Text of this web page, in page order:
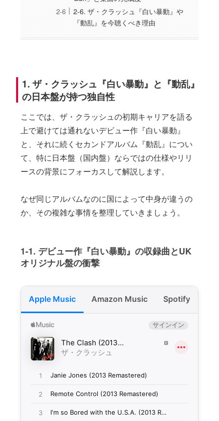
2-6. ザ・クラッシュ『白い暴動』や
『動乱』を今聴くべき理由
1. ザ・クラッシュ『白い暴動』と『動乱』
の日本盤が持つ独自性
ここでは、ザ・クラッシュの初期キャリアを語る
上で避けては通れないデビュー作『白い暴動』
と、それに続くセカンドアルバム『動乱』につい
て、特に日本盤（国内盤）ならではの仕様やリリ
ースの背景にフォーカスして解説します。
なぜ同じアルバムなのに国によって中身が違うの
か、その複雑な事情を整理していきましょう。
1-1. デビュー作『白い暴動』の収録曲とUK
オリジナル盤の衝撃
Apple Music Amazon Music Spotify